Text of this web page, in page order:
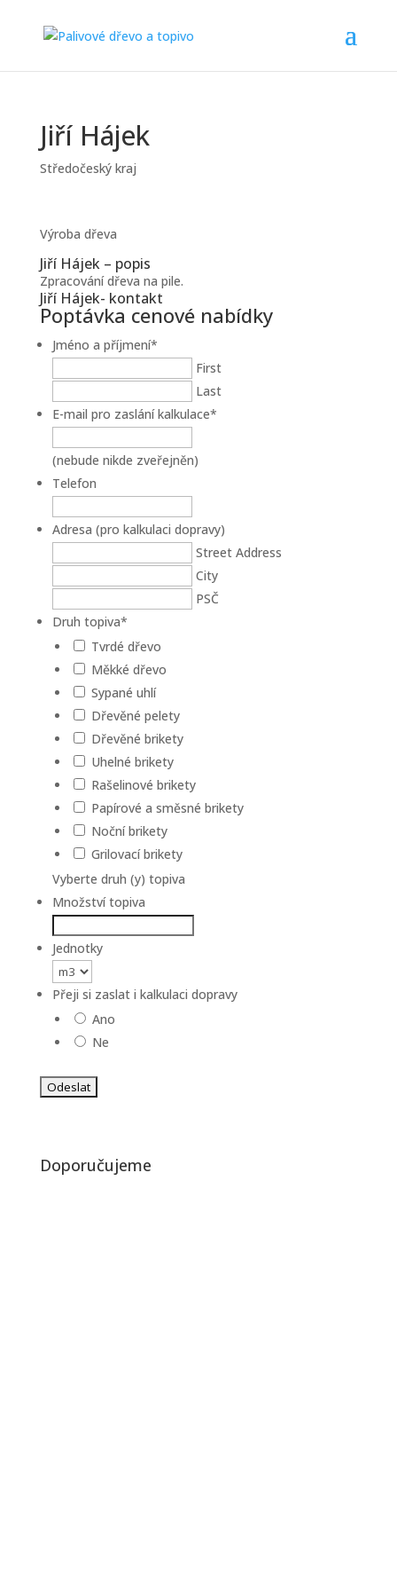
Jiří Hájek
Středočeský kraj
Výroba dřeva
Jiří Hájek – popis
Zpracování dřeva na pile.
Jiří Hájek- kontakt
Poptávka cenové nabídky
Jméno a příjmení*
First
Last
E-mail pro zaslání kalkulace*
(nebude nikde zveřejněn)
Telefon
Adresa (pro kalkulaci dopravy)
Street Address
City
PSČ
Druh topiva*
Tvrdé dřevo
Měkké dřevo
Sypané uhlí
Dřevěné pelety
Dřevěné brikety
Uhelné brikety
Rašelinové brikety
Papírové a směsné brikety
Noční brikety
Grilovací brikety
Vyberte druh (y) topiva
Množství topiva
Jednotky
Přeji si zaslat i kalkulaci dopravy
Ano
Ne
Doporučujeme